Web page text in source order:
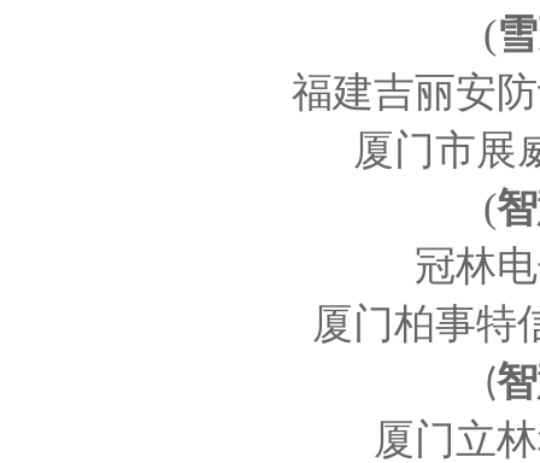
(
福建吉丽安
厦门市展
(
冠林
厦门柏事特
(
厦门立